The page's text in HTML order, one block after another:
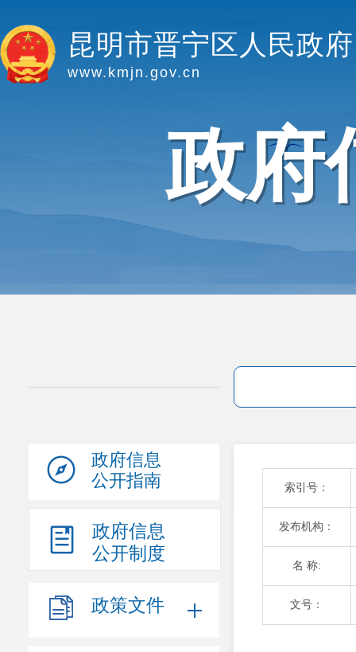
昆明市晋宁区人民政府
www.kmjn.gov.cn
政府
政府信息
公开指南
政府信息
公开制度
政策文件
索引号：
发布机构：
名 称:
文号：